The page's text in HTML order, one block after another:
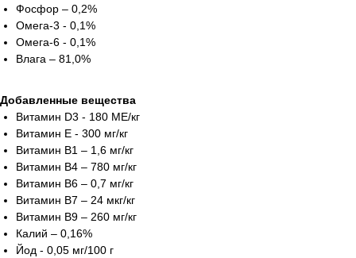
Фосфор – 0,2%
Омега-3 - 0,1%
Омега-6 - 0,1%
Влага – 81,0%
Добавленные вещества
Витамин D3 - 180 ME/кг
Витамин Е - 300 мг/кг
Витамин В1 – 1,6 мг/кг
Витамин В4 – 780 мг/кг
Витамин В6 – 0,7 мг/кг
Витамин В7 – 24 мкг/кг
Витамин В9 – 260 мг/кг
Калий – 0,16%
Йод - 0,05 мг/100 г